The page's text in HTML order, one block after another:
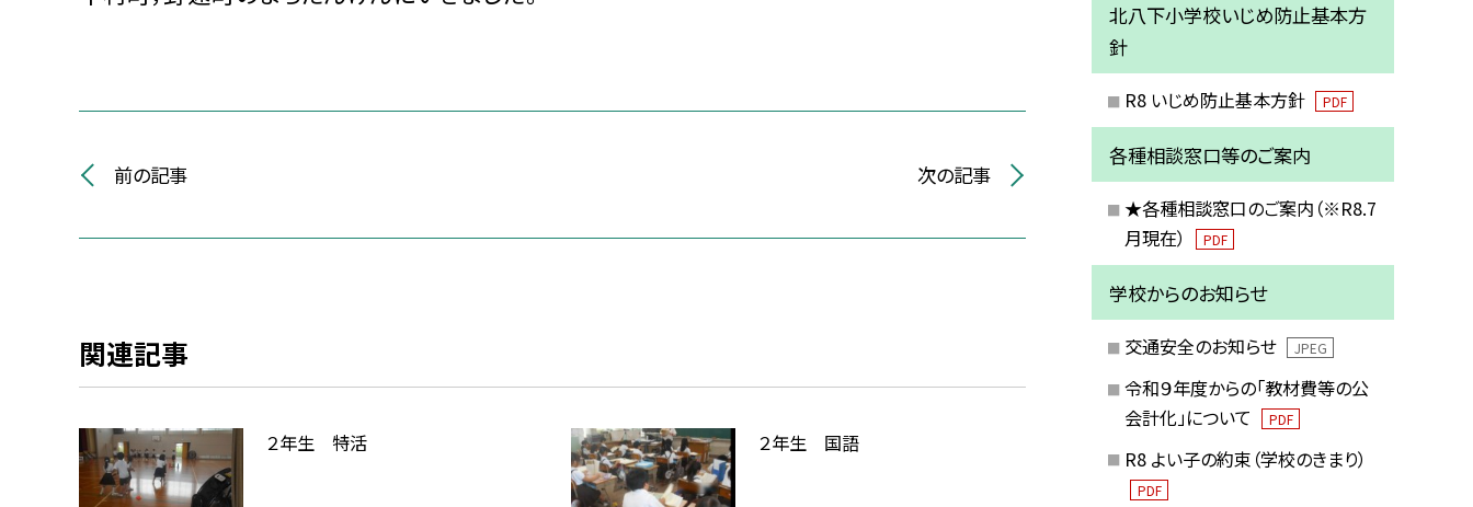
前の記事 次の記事
関連記事
２年生 特活 ２年生 国語
北八下小学校いじめ防止基本方
針
R8 いじめ防止基本方針 PDF
各種相談窓口等のご案内
★各種相談窓口のご案内（※R8.7
月現在）
PDF
学校からのお知らせ
交通安全のお知らせ JPEG
令和９年度からの「教材費等の公
会計化」について
PDF
R8 よい子の約束（学校のきまり）
PDF